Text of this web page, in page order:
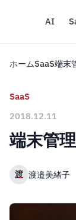
AI
ホームSaaS端末
SaaS
2018.12.11
端末管
渡 渡邉美緒子